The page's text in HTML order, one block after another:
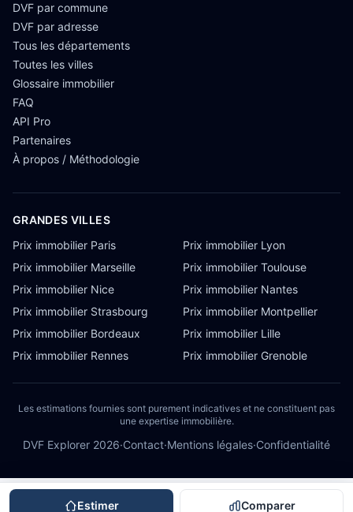
Estimer Comparer
DVF par commune
DVF par adresse
Tous les départements
Toutes les villes
Glossaire immobilier
FAQ
API Pro
Partenaires
À propos / Méthodologie
GRANDES VILLES
Prix immobilier Paris
Prix immobilier Lyon
Prix immobilier Marseille
Prix immobilier Toulouse
Prix immobilier Nice
Prix immobilier Nantes
Prix immobilier Strasbourg
Prix immobilier Montpellier
Prix immobilier Bordeaux
Prix immobilier Lille
Prix immobilier Rennes
Prix immobilier Grenoble
Les estimations fournies sont purement indicatives et ne constituent pas
une expertise immobilière.
DVF Explorer 2026·Contact·Mentions légales·Confidentialité